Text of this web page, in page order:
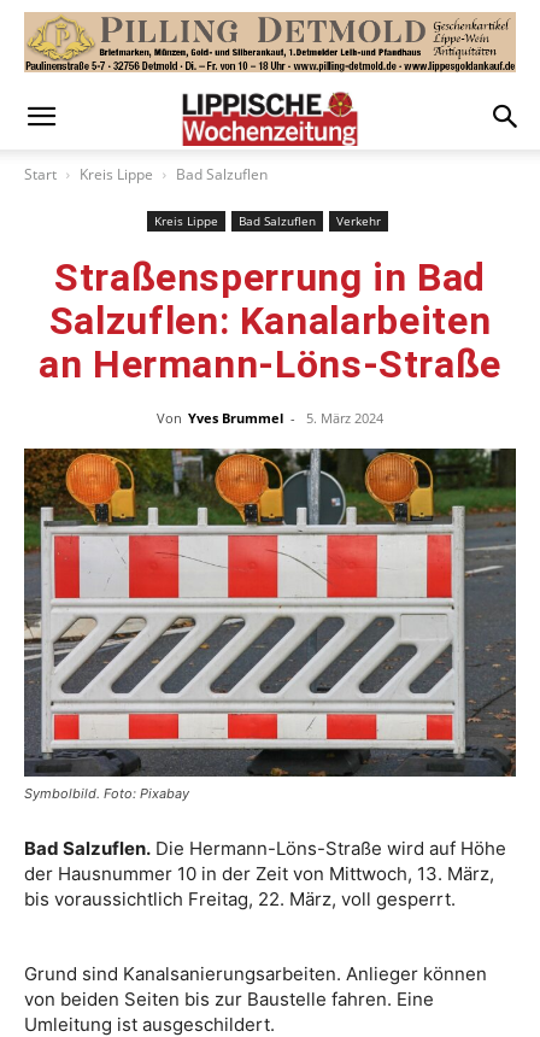
Start Kreis Lippe Bad Salzuflen
Kreis Lippe Bad Salzuflen Verkehr
Straßensperrung in Bad
Salzuflen: Kanalarbeiten
an Hermann-Löns-Straße
Von Yves Brummel - 5. März 2024
Symbolbild. Foto: Pixabay
Bad Salzuflen. Die Hermann-Löns-Straße wird auf Höhe
der Hausnummer 10 in der Zeit von Mittwoch, 13. März,
bis voraussichtlich Freitag, 22. März, voll gesperrt.
Grund sind Kanalsanierungsarbeiten. Anlieger können
von beiden Seiten bis zur Baustelle fahren. Eine
Umleitung ist ausgeschildert.